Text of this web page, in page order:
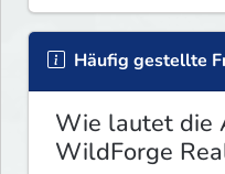
Häufig gestellte
Wie lautet die
WildForge